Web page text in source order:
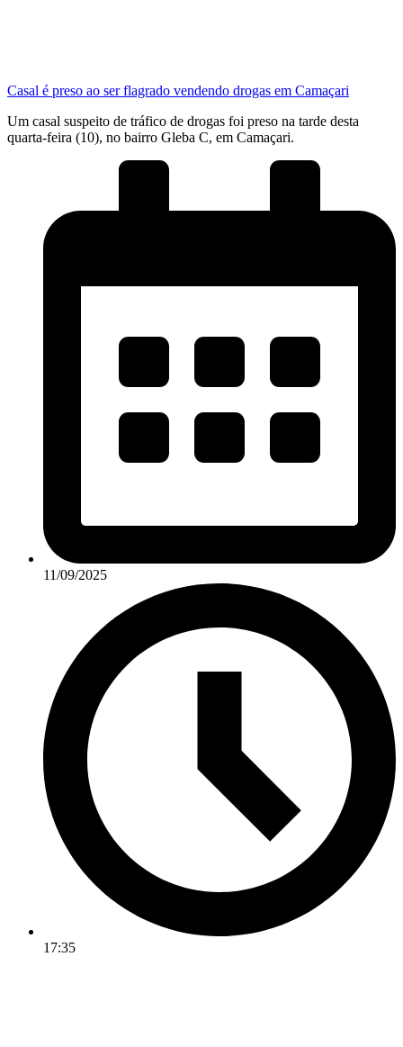
Casal é preso ao ser flagrado vendendo drogas em Camaçari
Um casal suspeito de tráfico de drogas foi preso na tarde desta
quarta-feira (10), no bairro Gleba C, em Camaçari.
11/09/2025
17:35